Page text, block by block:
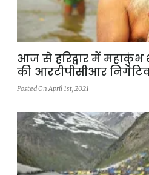
आज से हरिद्वार में
की आरटीपीसीआर निगेटिव
Posted On April 1st, 2021